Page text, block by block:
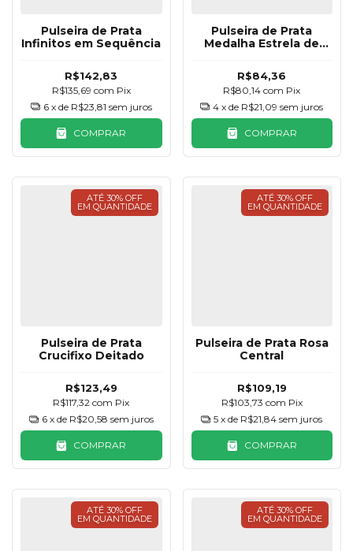
Pulseira de Prata
Infinitos em Sequência
R$142,83
R$135,69 com Pix
6 x de R$23,81 sem juros
COMPRAR
Pulseira de Prata
Medalha Estrela de
R$84,36
R$80,14com Pix
4 x de R$21,09 sem juros
COMPRAR
ATÉ 30% OFF
EM QUANTIDADE
Pulseira de Prata
Crucifixo Deitado
R$123,49
R$117,32com Pix
6 x de R$20,58 sem juros
COMPRAR
ATÉ 30% OFF
EM QUANTIDADE
Pulseira de Prata Rosa
Central
R$109,19
R$103,73 com Pix
5 x de R$21,84 sem juros
COMPRAR
ATÉ 30% OFF
EM QUANTIDADE
ATÉ 30% OFF
EM QUANTIDADE